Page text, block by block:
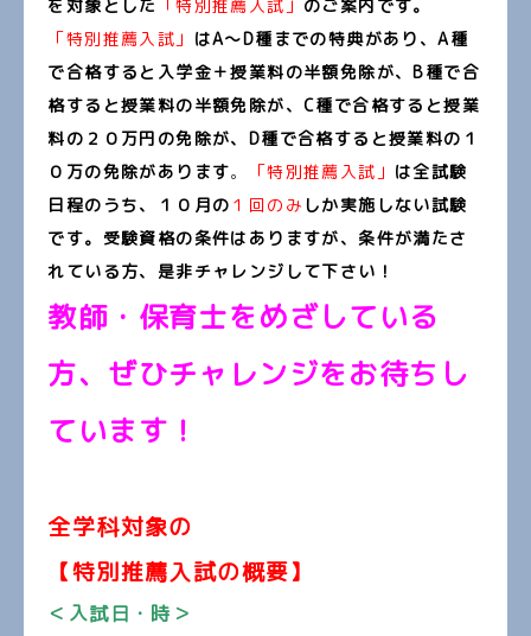
を対象とした 「特別推薦入試」 のご案内です。
「特別推薦入試」 はA～D種までの特典があり、A種
で合格すると入学金＋授業料の半額免除が、B種で合
格すると授業料の半額免除が、C種で合格すると授業
料の２０万円の免除が、D種で合格すると授業料の１
０万の免除があります。 「特別推薦入試」 は全試験
日程のうち、１０月の １回のみ しか実施しない試験
です。受験資格の条件はありますが、条件が満たさ
れている方、是非チャレンジして下さい！
教師・保育士をめざしている
方、ぜひチャレンジをお待ちし
ています！
全学科対象の
【特別推薦入試の概要】
＜入試日・時＞